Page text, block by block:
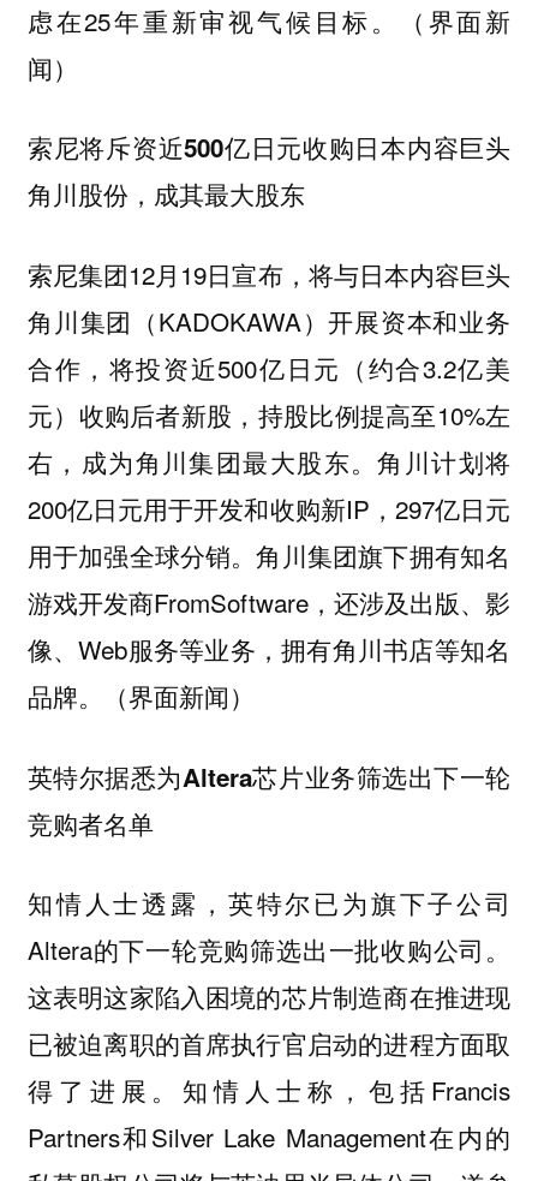
虑在25年重新审视气候目标。（界面新
闻）
索尼将斥资近500亿日元收购日本内容巨头
角川股份，成其最大股东
索尼集团12月19日宣布，将与日本内容巨头
角川集团（KADOKAWA）开展资本和业务
合作，将投资近500亿日元（约合3.2亿美
元）收购后者新股，持股比例提高至10%左
右，成为角川集团最大股东。角川计划将
200亿日元用于开发和收购新IP，297亿日元
用于加强全球分销。角川集团旗下拥有知名
游戏开发商FromSoftware，还涉及出版、影
像、Web服务等业务，拥有角川书店等知名
品牌。（界面新闻）
英特尔据悉为Altera芯片业务筛选出下一轮
竞购者名单
知情人士透露，英特尔已为旗下子公司
Altera的下一轮竞购筛选出一批收购公司。
这表明这家陷入困境的芯片制造商在推进现
已被迫离职的首席执行官启动的进程方面取
得了进展。知情人士称，包括Francis
Partners和Silver Lake Management在内的